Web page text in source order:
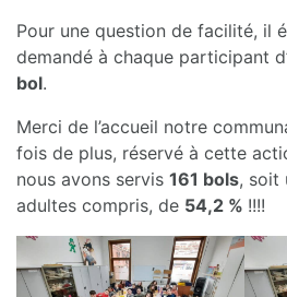
Pour une question de facilité, il
demandé à chaque participant
bol.
Merci de l’accueil notre
fois de plus, réservé à cette
nous avons servis 161 bols, soit
adultes compris, de 54,2 % !!!!